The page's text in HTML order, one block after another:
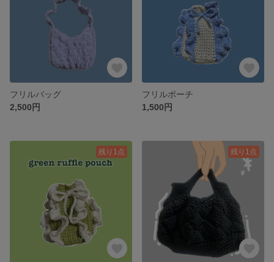
フリルバッグ
2,500円
フリルポーチ
1,500円
残り1点 残り1点